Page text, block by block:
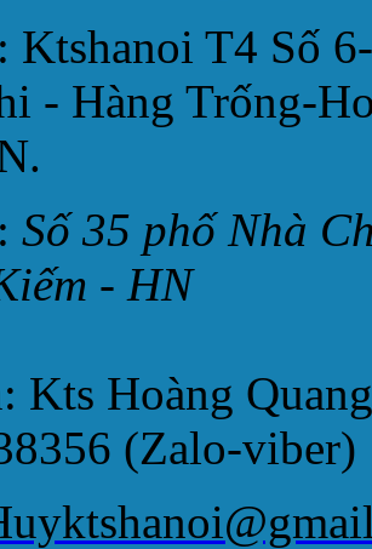
Ktshanoi T4 Số
- Hàng Trống-
Số 35 phố Nhà
- HN
Kts Hoàng
(Zalo-viber)